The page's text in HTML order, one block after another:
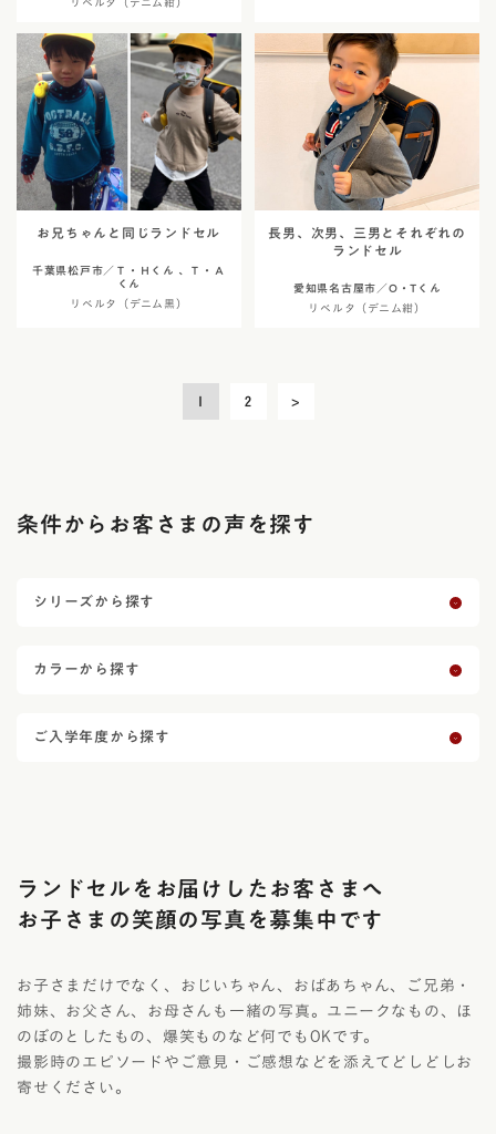
お兄ちゃんと同じランドセル
千葉県松戸市／Ｔ・Ｈくん 、Ｔ・Ａ
くん
リベルタ（デニム黒）
長男、次男、三男とそれぞれの
ランドセル
愛知県名古屋市／O・Tくん
リベルタ（デニム紺）
ジ
送
2 >
条件からお客さまの声を探す
シリーズから探す
カラーから探す
ご入学年度から探す
ランドセルをお届けしたお客さまへ
お子さまの笑顔の写真を募集中です
お子さまだけでなく、おじいちゃん、おばあちゃん、ご兄弟・
姉妹、お父さん、お母さんも一緒の写真。ユニークなもの、ほ
のぼのとしたもの、爆笑ものなど何でもOKです。
撮影時のエピソードやご意見・ご感想などを添えてどしどしお
寄せください。